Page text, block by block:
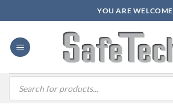
Inhalt
springen
YOU ARE WELCOME
Products
search